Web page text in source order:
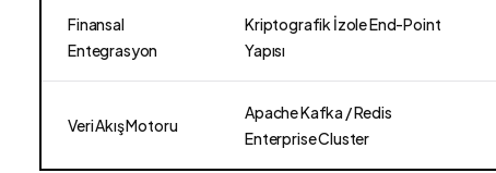
Finansal
Entegrasyon
Kriptografik İzole End-Point
Yapısı
Veri Akış Motoru
Apache Kafka / Redis
Enterprise Cluster